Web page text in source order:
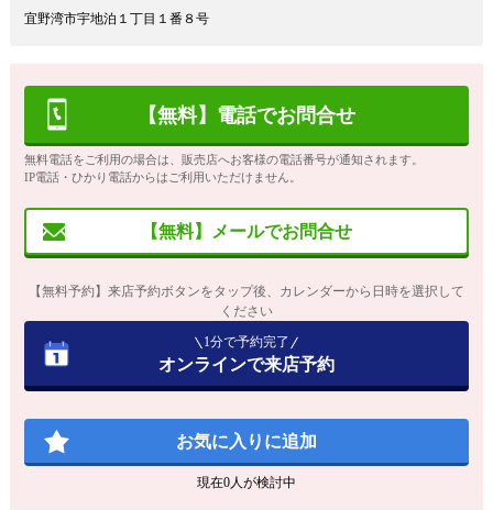
宜野湾市宇地泊１丁目１番８号
【無料】電話でお問合せ
無料電話をご利用の場合は、販売店へお客様の電話番号が通知されます。
IP電話・ひかり電話からはご利用いただけません。
【無料】メールでお問合せ
【無料予約】来店予約ボタンをタップ後、カレンダーから日時を選択して
ください
1分で予約完了
オンラインで来店予約
お気に入りに追加
現在0人が検討中